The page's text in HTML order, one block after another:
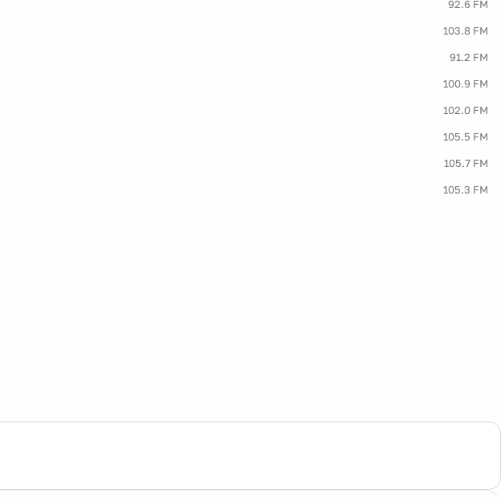
92.6 FM
103.8 FM
91.2 FM
100.9 FM
102.0 FM
105.5 FM
105.7 FM
105.3 FM